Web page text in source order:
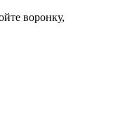
воронку,